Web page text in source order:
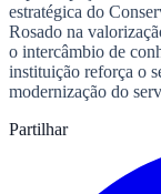
estratégica do
Rosado na
o intercâmbio de
instituição reforça o
modernização do
Partilhar